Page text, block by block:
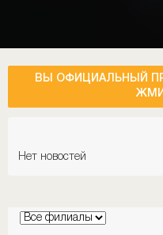
ВЫ ОФИЦИАЛЬНЫЙ
Нет новостей